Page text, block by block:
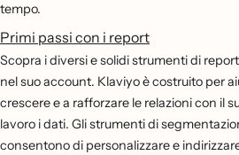
tempo.
Primi passi con i report
Scopra i diversi e solidi strumenti di
nel suo account. Klaviyo è costruito per
crescere e a rafforzare le relazioni con il
lavoro i dati. Gli strumenti di
consentono di personalizzare e